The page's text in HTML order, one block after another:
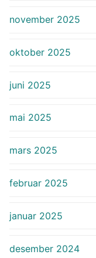
november 2025
oktober 2025
juni 2025
mai 2025
mars 2025
februar 2025
januar 2025
desember 2024